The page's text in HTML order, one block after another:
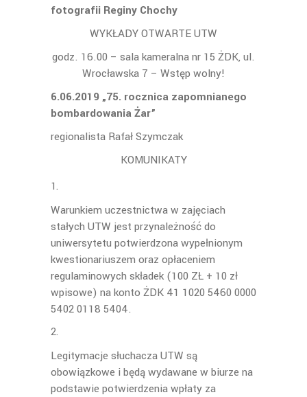
fotografii Reginy Chochy
WYKŁADY OTWARTE UTW
godz. 16.00 – sala kameralna nr 15 ŻDK, ul.
Wrocławska 7 – Wstęp wolny!
6.06.2019 „75. rocznica zapomnianego
bombardowania Żar”
regionalista Rafał Szymczak
KOMUNIKATY
Warunkiem uczestnictwa w zajęciach
stałych UTW jest przynależność do
uniwersytetu potwierdzona wypełnionym
kwestionariuszem oraz opłaceniem
regulaminowych składek (100 ZŁ + 10 zł
wpisowe) na konto ŻDK 41 1020 5460 0000
5402 0118 5404.
Legitymacje słuchacza UTW są
obowiązkowe i będą wydawane w biurze na
podstawie potwierdzenia wpłaty za